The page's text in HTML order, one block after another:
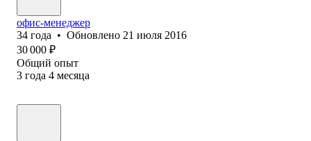
офис-менеджер
34 года • Обновлено 21 июля 2016
30 000 ₽
Общий опыт
3 года 4 месяца